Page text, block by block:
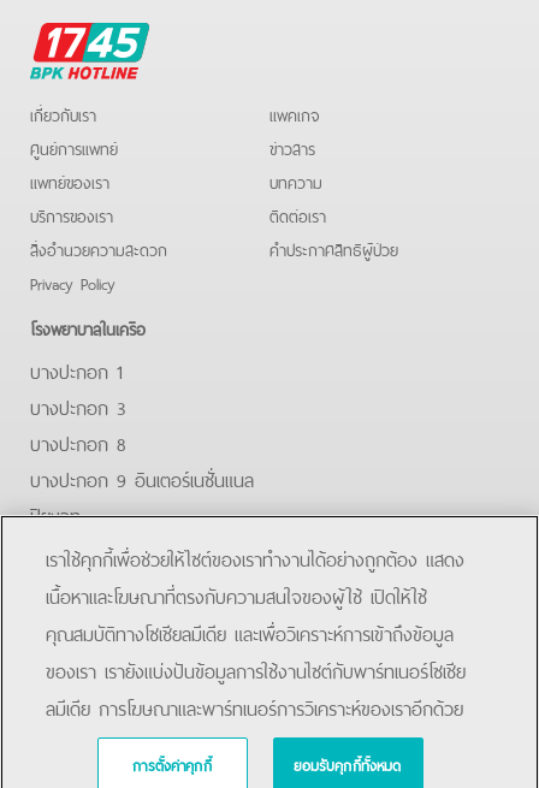
BPK
Hotline
เกี่ยวกับเรา
ศูนย์การแพทย์
แพทย์ของเรา
บริการของเรา
สิ่งอำนวยความสะดวก
Privacy Policy
แพคเกจ
ข่าวสาร
บทความ
ติดต่อเรา
คําประกาศสิทธิผู้ป่วย
โรงพยาบาลในเครือ
บางปะกอก 1
บางปะกอก 3
บางปะกอก 8
บางปะกอก 9 อินเตอร์เนชั่นแนล
ปิยะเวท
บางปะกอก-รังสิต 2
บางปะกอกสมุทรปราการ
FacebookLine
Copyright © 2019 Bangpakok Hospital All rights reserved.
เราใช้คุกกี้เพื่อช่วยให้ไซต์ของเราทำงานได้อย่างถูกต้อง แสดง
เนื้อหาและโฆษณาที่ตรงกับความสนใจของผู้ใช้ เปิดให้ใช้
คุณสมบัติทางโซเชียลมีเดีย และเพื่อวิเคราะห์การเข้าถึงข้อมูล
ของเรา เรายังแบ่งปันข้อมูลการใช้งานไซต์กับพาร์ทเนอร์โซเชีย
ลมีเดีย การโฆษณาและพาร์ทเนอร์การวิเคราะห์ของเราอีกด้วย
การตั้งค่าคุกกี้ ยอมรับคุกกี้ทั้งหมด